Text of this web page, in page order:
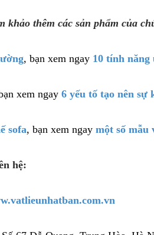
khảo thêm các sản phẩm của
, bạn xem ngay 10 tính năng
xem ngay 6 yếu tố tạo nên sự
sofa, bạn xem ngay một số mẫu
hệ: